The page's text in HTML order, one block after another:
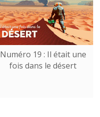
Numéro 19 : Il était une
fois dans le désert